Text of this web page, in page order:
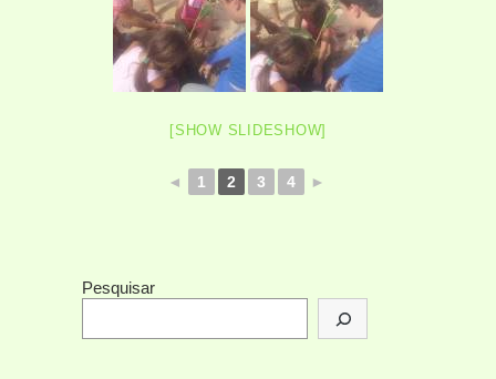
[SHOW SLIDESHOW]
◄ 1 2 3 4 ►
Pesquisar